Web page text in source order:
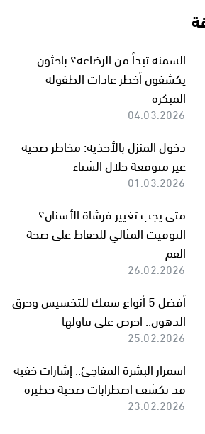
السمنة تبدأ من الرضاعة؟ باحثون
يكشفون أخطر عادات الطفولة
المبكرة
04.03.2026
دخول المنزل بالأحذية: مخاطر صحية
غير متوقعة خلال الشتاء
01.03.2026
متى يجب تغيير فرشاة الأسنان؟
التوقيت المثالي للحفاظ على صحة
الفم
26.02.2026
أفضل 5 أنواع سمك للتخسيس وحرق
الدهون.. احرص على تناولها
25.02.2026
اسمرار البشرة المفاجئ.. إشارات خفية
قد تكشف اضطرابات صحية خطيرة
23.02.2026